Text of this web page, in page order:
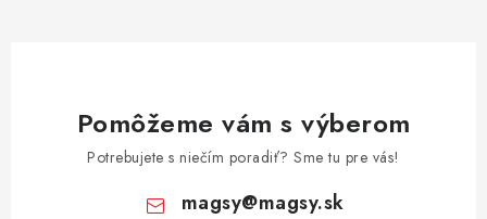
Pomôžeme vám s výberom
Potrebujete s niečím poradiť? Sme tu pre vás!
magsy@magsy.sk